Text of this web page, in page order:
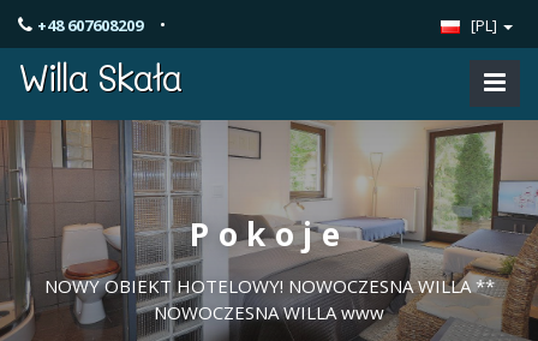
+48 607608209 • [PL]
Willa Skała
Pokoje
NOWY OBIEKT HOTELOWY! NOWOCZESNA WILLA **
NOWOCZESNA WILLA www